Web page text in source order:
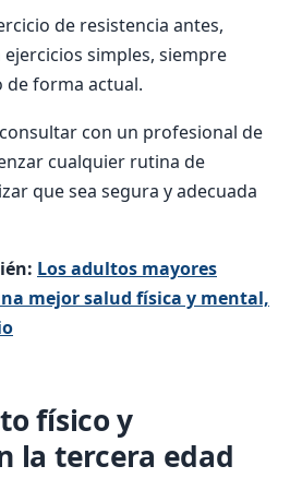
de resistencia antes,
simples, siempre
de forma actual.
con un profesional de
cualquier rutina de
que sea segura y adecuada
Los adultos mayores
mejor salud física y mental,
físico y
la tercera edad